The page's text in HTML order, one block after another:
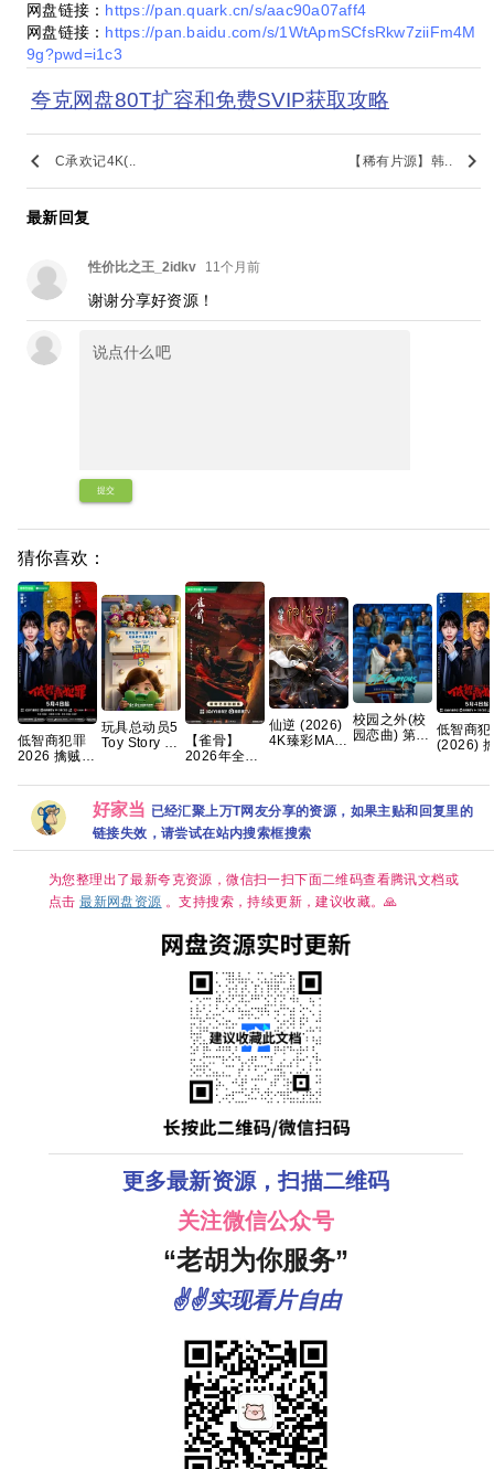
网盘链接： https://pan.quark.cn/s/aac90a07aff4
网盘链接： https://pan.baidu.com/s/1WtApmSCfsRkw7ziiFm4M
9g?pwd=i1c3
夸克网盘80T扩容和免费SVIP获取攻略
keyboard_arrow_left C承欢记4K(.. 【稀有片源】韩.. keyboard_arrow_right
最新回复
性价比之王_2idkv 11个月前
谢谢分享好资源！
提交
猜你喜欢：
低智商犯罪
2026 擒贼记
骁 田曦薇 王
传君 已更最
新 夸克
玩具总动员5
Toy Story 5
/ 奇幻 / 冒险
夸克
【雀骨】
2026年全网
集，1280P
国语中字，
艾米侯明昊
领衔，单集
300MB超清
享
仙逆 (2026)
4K臻彩MAX
[单集约1GB]
校园之外(校
园恋曲) 第一
低智商犯
(2026)
杜比音效
HDR
【单集1
好家当 已经汇聚上万T网友分享的资源，如果主贴和回复里的
链接失效，请尝试在站内搜索框搜索
为您整理出了最新夸克资源，微信扫一扫下面二维码查看腾讯文档或
点击最新网盘资源 。支持搜索，持续更新，建议收藏。🙏
更多最新资源，扫描二维码
关注微信公众号
“老胡为你服务”
✌✌实现看片自由